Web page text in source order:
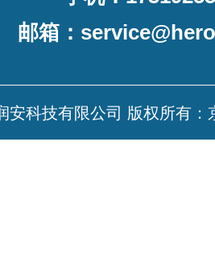
邮箱：
安科技有限公司 版权所有：